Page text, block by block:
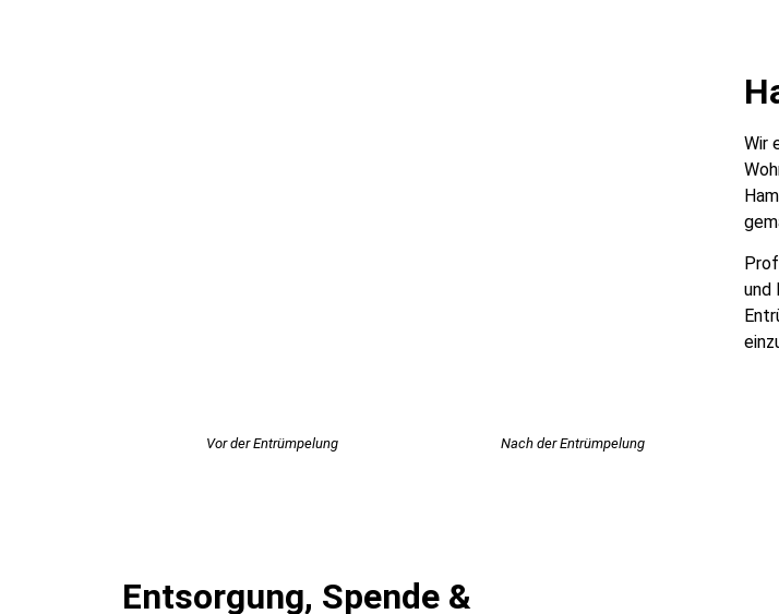
Vor der Entrümpelung Nach der Entrümpelung
Wir
und
Entsorgung, Spende &